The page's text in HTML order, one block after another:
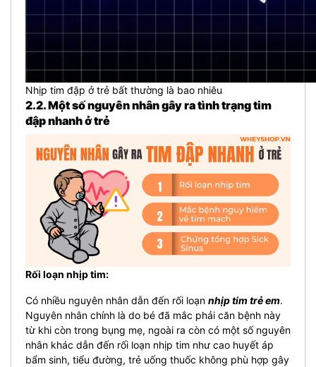
Nhịp tim đập ở trẻ bất thường là bao nhiêu
2.2. Một số nguyên nhân gây ra tình trạng tim
đập nhanh ở trẻ
Rối loạn nhịp tim:
Có nhiều nguyên nhân dẫn đến rối loạn nhịp tim trẻ em.
Nguyên nhân chính là do bé đã mắc phải căn bệnh này
từ khi còn trong bụng mẹ, ngoài ra còn có một số nguyên
nhân khác dẫn đến rối loạn nhịp tim như cao huyết áp
bẩm sinh, tiểu đường, trẻ uống thuốc không phù hợp gây